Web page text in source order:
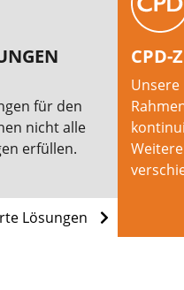
für den
nicht alle
erfüllen.
Lösungen
CPD-
Unsere